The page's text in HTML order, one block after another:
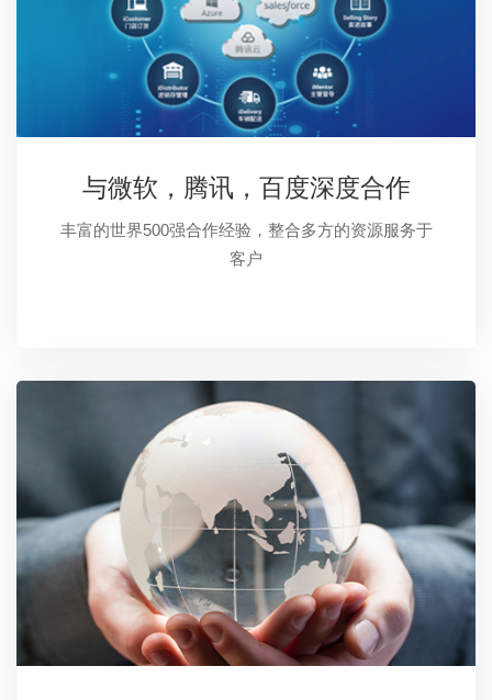
与微软，腾讯，百度深度合作
丰富的世界500强合作经验，整合多方的资源服务于
客户